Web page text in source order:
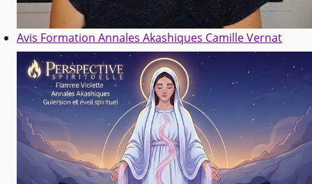
Avis Formation Annales Akashiques Camille Vernat